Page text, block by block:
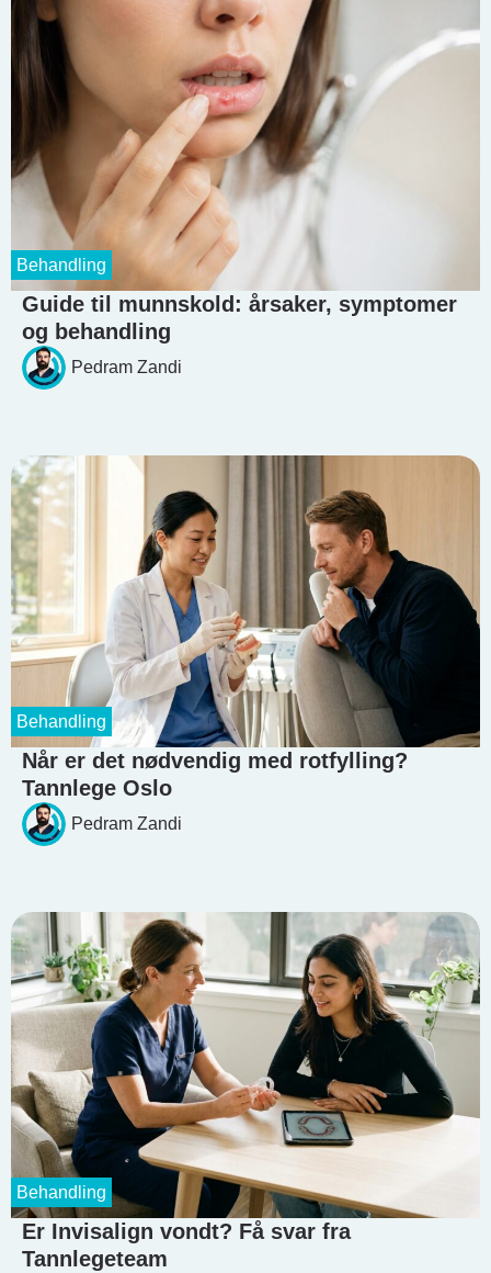
Guide til munnskold: årsaker, symptomer
og behandling
Pedram Zandi
Behandling
Når er det nødvendig med rotfylling?
Tannlege Oslo
Pedram Zandi
Behandling
Er Invisalign vondt? Få svar fra
Tannlegeteam
Behandling